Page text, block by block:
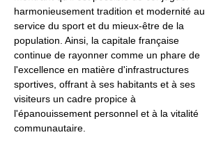
harmonieusement tradition et modernité au
service du sport et du mieux-être de la
population. Ainsi, la capitale française
continue de rayonner comme un phare de
l'excellence en matière d'infrastructures
sportives, offrant à ses habitants et à ses
visiteurs un cadre propice à
l'épanouissement personnel et à la vitalité
communautaire.